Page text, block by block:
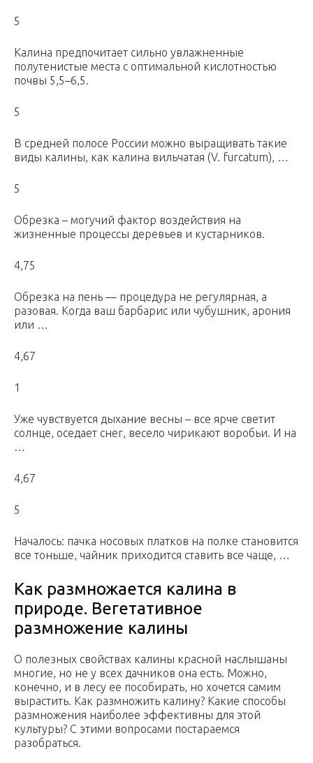
5
Калина предпочитает сильно увлажненные
полутенистые места с оптимальной кислотностью
почвы 5,5–6,5.
5
В средней полосе России можно выращивать такие
виды калины, как калина вильчатая (V. furcatum), …
5
Обрезка – могучий фактор воздействия на
жизненные процессы деревьев и кустарников.
4,75
Обрезка на пень — процедура не регулярная, а
разовая. Когда ваш барбарис или чубушник, арония
или …
4,67
1
Уже чувствуется дыхание весны – все ярче светит
солнце, оседает снег, весело чирикают воробьи. И на
…
4,67
5
Началось: пачка носовых платков на полке становится
все тоньше, чайник приходится ставить все чаще, …
Как размножается калина в
природе. Вегетативное
размножение калины
О полезных свойствах калины красной наслышаны
многие, но не у всех дачников она есть. Можно,
конечно, и в лесу ее пособирать, но хочется самим
вырастить. Как размножить калину? Какие способы
размножения наиболее эффективны для этой
культуры? С этими вопросами постараемся
разобраться.